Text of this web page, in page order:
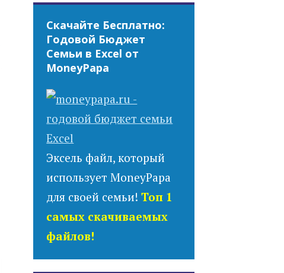
Скачайте Бесплатно:
Годовой Бюджет
Семьи в Excel от
MoneyPapa
Эксель файл, который
использует MoneyPapa
для своей семьи!Топ 1
самых скачиваемых
файлов!